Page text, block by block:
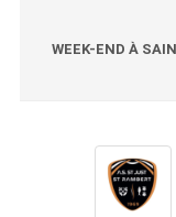
WEEK-END À